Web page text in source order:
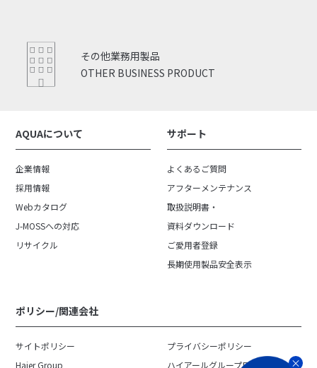
OTHER BUSINESS PRODUCT
その他業務用製品
AQUAについて
企業情報
採用情報
Webカタログ
J-MOSSへの対応
リサイクル
サポート
よくあるご質問
アフターメンテナンス
取扱説明書・
資料ダウンロード
ご愛用者登録
長期使用製品安全表示
ポリシー/関連会社
サイトポリシー
プライバシーポリシー
Haier Group
ハイアールグループ日本地域